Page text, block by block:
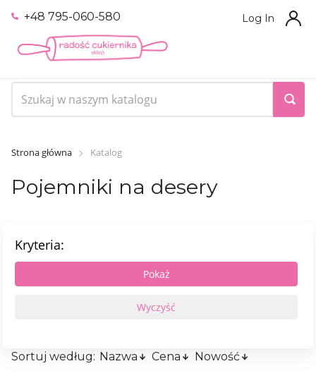
+48 795-060-580 Log In
Strona główna Katalog
Pojemniki na desery
Kryteria:
Sortuj według: Nazwa Cena Nowość